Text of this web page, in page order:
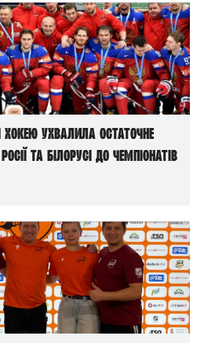
ухвалила остаточне
та білорусі до чемпіонатів